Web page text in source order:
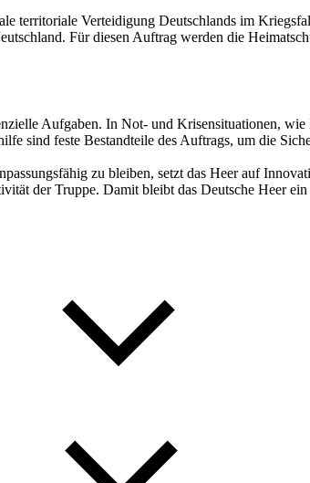
territoriale Verteidigung Deutschlands im
Für diesen Auftrag werden die
Aufgaben. In Not- und Krisensituationen,
sind feste Bestandteile des Auftrags, um die
zu bleiben, setzt das Heer auf
der Truppe. Damit bleibt das Deutsche Heer